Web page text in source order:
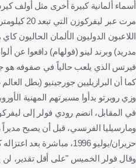
أسماء ألمانية كبيرة أخرى مثل أولف
مرت عبر ليفركوزن التي تبعد 20 كيلومتراً فقط عن كولن.
اللاعبون الدوليون الألمان الحاليون
مدريد) وبرند لينو (فولهام) دافعوا عن
فيرتس الذي يلعب حالياً في صفوفه هو
وزي روبرتو بدأوا مسيرتهم المهنية
في المقابل، انضم رودي فولر إلى
ومارسيليا الفرنسي، قبل أن يصبح
حزيران/يوليو 1996، مباشرة بعد اعتزاله كلاعب.
وقال فولر الخميس "على أقل تقدير، لن